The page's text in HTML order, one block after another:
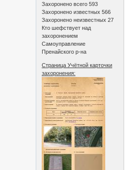
Захоронено всего 593
Захоронено известных 566
Захоронено неизвестных 27
Кто шефствует над
захоронением
Самоуправление
Пренайского р-на
Страница Учётной карточки
захоронения: